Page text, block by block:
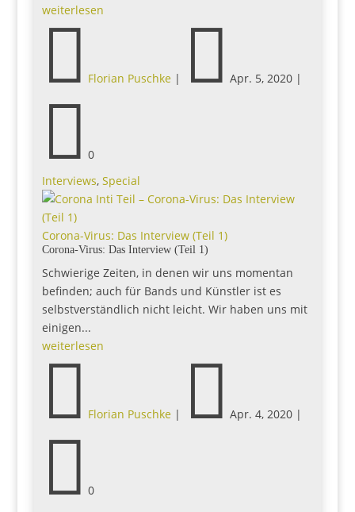
weiterlesen
 Florian Puschke|  Apr. 5, 2020|
 0
Interviews, Special
Corona-Virus: Das Interview (Teil 1)
Corona-Virus: Das Interview (Teil 1)
Schwierige Zeiten, in denen wir uns momentan
befinden; auch für Bands und Künstler ist es
selbstverständlich nicht leicht. Wir haben uns mit
einigen...
weiterlesen
 Florian Puschke|  Apr. 4, 2020|
 0